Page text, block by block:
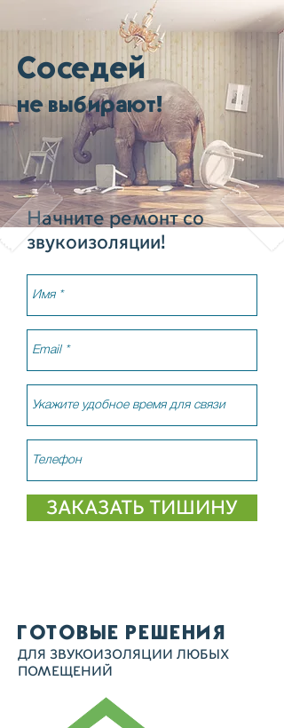
Соседей
не выбирают!
Начните ремонт со
звукоизоляции!
ЗАКАЗАТЬ ТИШИНУ
ГОТОВЫЕ РЕШЕНИЯ
ДЛЯ ЗВУКОИЗОЛЯЦИИ ЛЮБЫХ
ПОМЕЩЕНИЙ